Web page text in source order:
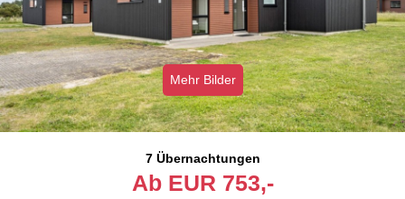
Mehr Bilder
7 Übernachtungen
Ab EUR 753,-